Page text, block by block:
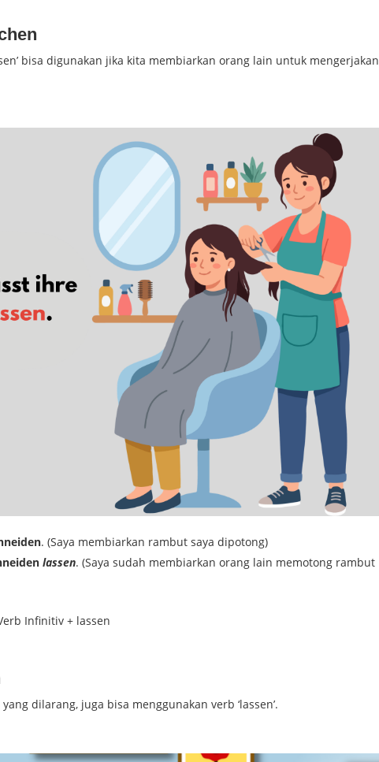
bisa digunakan jika kita membiarkan orang lain untuk mengerjakan
. (Saya membiarkan rambut saya dipotong)
lassen. (Saya sudah membiarkan orang lain memotong rambut
Infinitiv + lassen
dilarang, juga bisa menggunakan verb ‘lassen’.